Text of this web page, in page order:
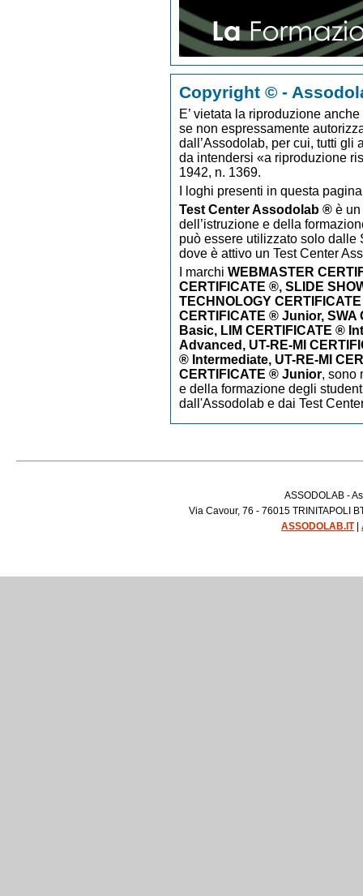
Copyright © -
E’ vietata la riproduzione
se non espressamente
dall’Assodolab, per cui, tutti gli
da intendersi «a riproduzione
1942, n. 1369.
I loghi presenti in questa
Test Center Assodolab ® è
dell’istruzione e della
può essere utilizzato solo dalle
dove è attivo un Test Center
I marchi WEBMASTER
CERTIFICATE ®, SLIDE
TECHNOLOGY
CERTIFICATE ® Junior, SWA
Basic, LIM CERTIFICATE ®
Advanced, UT-RE-MI
® Intermediate, UT-RE-MI
CERTIFICATE ® Junior, sono
e della formazione degli
dall'Assodolab e dai Test
ASSODOLAB -
Via Cavour, 76 - 76015 TRINITAPOLI
ASSODOLAB.IT|